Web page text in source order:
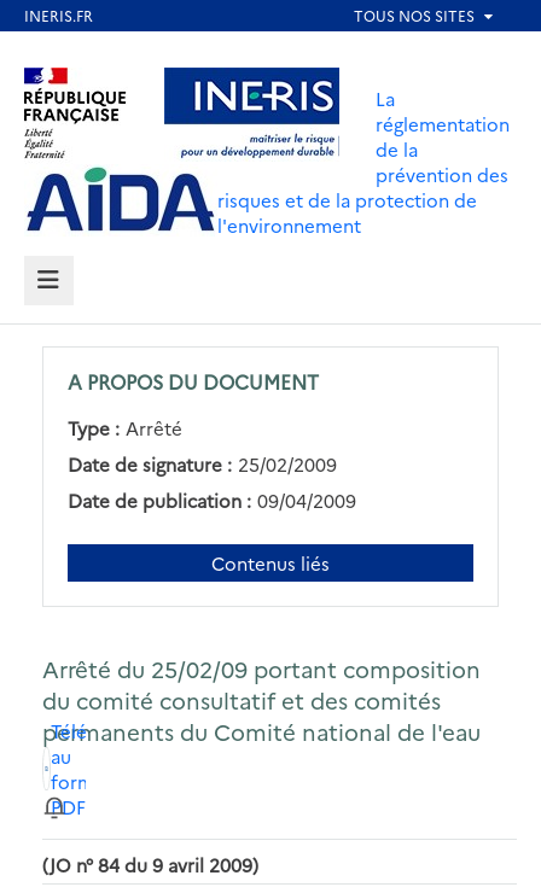
contenu
principal
Aller au contenu Aller au menu
Aller au pied de page
La
réglementation
de la
prévention des
risques et de la protection de
l'environnement
MENU
A PROPOS DU DOCUMENT
Type : Arrêté
Date de signature : 25/02/2009
Date de publication : 09/04/2009
Contenus liés
Arrêté du 25/02/09 portant composition
du comité consultatif et des comités
permanents du Comité national de l'eau
Télécharger
au
format
PDF
(JO n° 84 du 9 avril 2009)